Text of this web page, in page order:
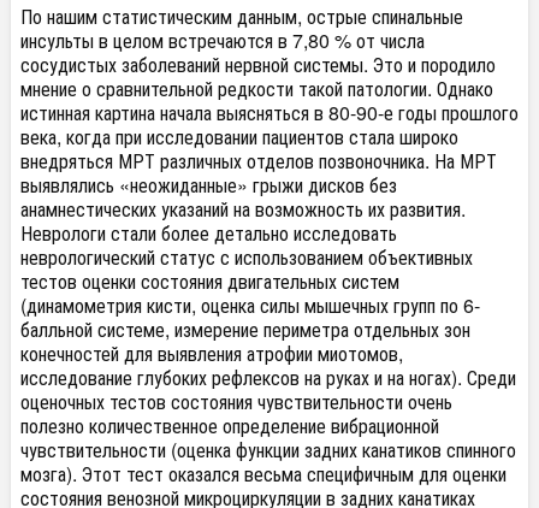
По нашим статистическим данным, острые спинальные
инсульты в целом встречаются в 7,80 % от числа
сосудистых заболеваний нервной системы. Это и породило
мнение о сравнительной редкости такой патологии. Однако
истинная картина начала выясняться в 80-90-е годы прошлого
века, когда при исследовании пациентов стала широко
внедряться МРТ различных отделов позвоночника. На МРТ
выявлялись «неожиданные» грыжи дисков без
анамнестических указаний на возможность их развития.
Неврологи стали более детально исследовать
неврологический статус с использованием объективных
тестов оценки состояния двигательных систем
(динамометрия кисти, оценка силы мышечных групп по 6-
балльной системе, измерение периметра отдельных зон
конечностей для выявления атрофии миотомов,
исследование глубоких рефлексов на руках и на ногах). Среди
оценочных тестов состояния чувствительности очень
полезно количественное определение вибрационной
чувствительности (оценка функции задних канатиков спинного
мозга). Этот тест оказался весьма специфичным для оценки
состояния венозной микроциркуляции в задних канатиках